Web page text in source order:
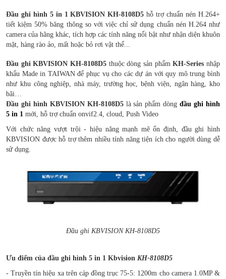
Đầu ghi hình 5 in 1 KBVISION KH-8108D5 hỗ trợchuẩn nén H.264+
tiết kiệm 50% băng thông so với việc chỉ sử dụng chuẩn nén H.264 như
camera của hãng khác, tích hợp các tính năng nổi bật như nhận diện khuôn
mặt, hàng rào ảo, mất hoặc bỏ rơi vật thể...
Đầu ghi KBVISION KH-8108D5 thuộc dòng sản phẩmKH-Series nhập
khẩu Made in TAIWAN để phục vụ cho các dự án với quy mô trung bình
như khu công nghiệp, nhà máy, trường học, bệnh viện, ngân hàng, kho
bãi…
Đầu ghi hình KBVISION KH-8108D5là sản phẩm dòngđầu ghi hình
5 in 1 mới, hỗ trợ chuẩn onvif2.4, cloud, Push Video
Với chức năng vượt trội - hiệu năng mạnh mẽ ổn định, đầu ghi hình
KBVISION được hỗ trợ thêm nhiều tính năng tiện ích cho người dùng dễ
sử dụng.
Đầu ghi KBVISION KH-8108D5
Ưu điểm của đầu ghi hình 5 in 1 Kbvision KH-8108D5
- Truyền tín hiệu xa trên cáp đồng trục 75-5: 1200m cho camera 1.0MP &